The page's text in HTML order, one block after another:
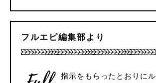
フルエピ編集部より
指示をもらったとおりに